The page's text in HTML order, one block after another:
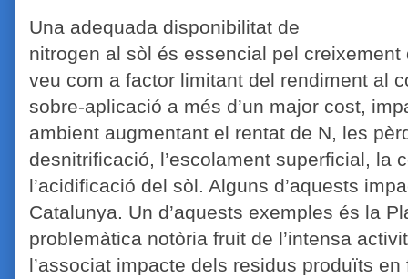
Una adequada disponibilitat de
nitrogen al sòl és essencial pel
veu com a factor limitant del rendiment al
sobre-aplicació a més d’un major cost,
ambient augmentant el rentat de N, les
desnitrificació, l’escolament superficial, la
l’acidificació del sòl. Alguns d’aquests
Catalunya. Un d’aquests exemples és la
problemàtica notòria fruit de l’intensa
l’associat impacte dels residus produïts